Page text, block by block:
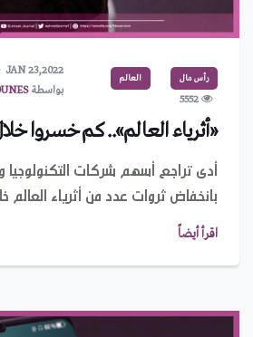
رأس مال العالم
5552
JAN 23,2022
بواسطة
«أثرياء العالم».. كم خسروا
أدى تراجع أسهم شركات التكنولوجيا
بانخفاض ثروات عدد من أثرياء العالم
اقرأ أيضاً